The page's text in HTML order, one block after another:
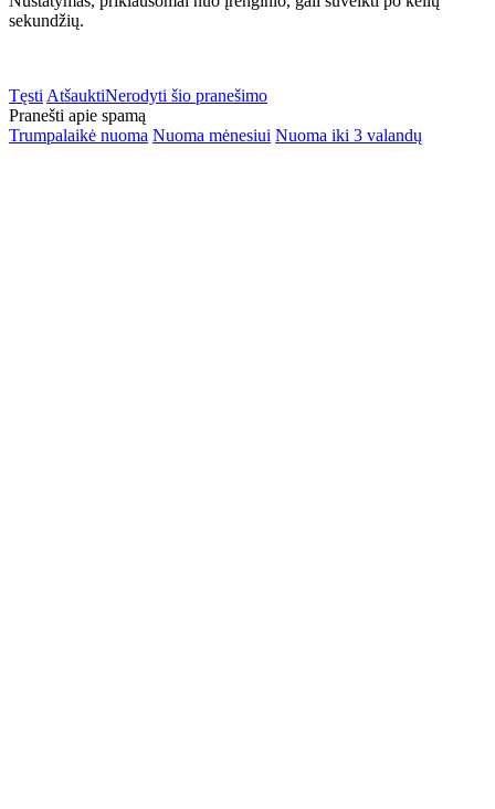
sekundžių.
Tęsti AtšauktiNerodyti šio pranešimo
Pranešti apie spamą
Trumpalaikė nuoma Nuoma mėnesiui Nuoma iki 3 valandų